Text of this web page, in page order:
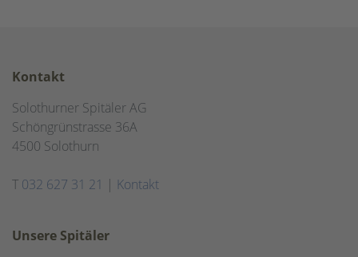
Kontakt
Solothurner Spitäler AG
Schöngrünstrasse 36A
4500 Solothurn
T 032 627 31 21 | Kontakt
Unsere Spitäler